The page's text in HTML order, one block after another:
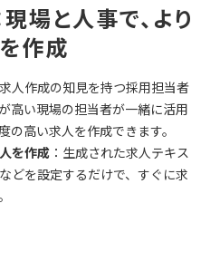
場と人事で、より
作成
人作成の知見を持つ採用担当者
高い現場の担当者が一緒に活用
の高い求人を作成できます。
を作成 ：生成された求人テキス
どを設定するだけで、すぐに求